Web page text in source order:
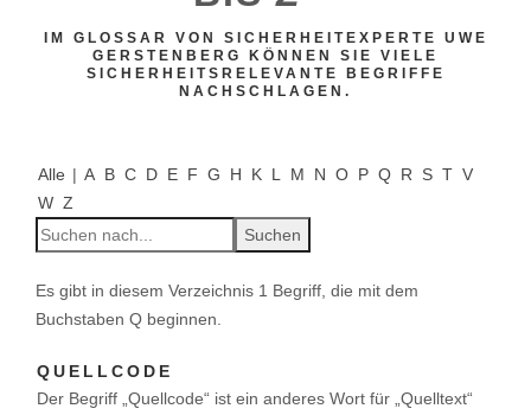
Kommunale Sicherheit
Future Advisor
Vireal Vision
Herausgeber & Autor
IM GLOSSAR VON SICHERHEITEXPERTE UWE
GERSTENBERG KÖNNEN SIE VIELE
SICHERHEITSRELEVANTE BEGRIFFE
NACHSCHLAGEN.
Alle | A B C D E F G H K L M N O P Q R S T V
W Z
Es gibt in diesem Verzeichnis 1 Begriff, die mit dem
Buchstaben Q beginnen.
QUELLCODE
Der Begriff „Quellcode“ ist ein anderes Wort für „Quelltext“